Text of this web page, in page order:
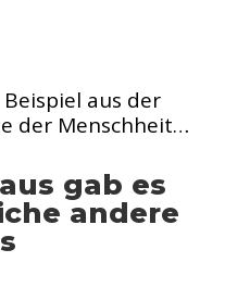
aus der
der Menschheit…
gab es
andere